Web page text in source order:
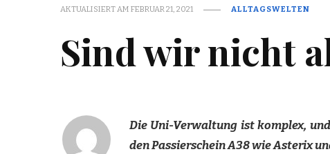
AKTUALISIERT AM FEBRUAR 21, 2021 ALLTAGSWELTEN
Sind wir nicht
Die Uni-Verwaltung ist komplex,
den Passierschein A38 wie Asterix